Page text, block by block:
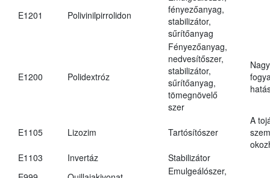
E1201 Polivinilpirrolidon
fényezőanyag,
stabilizátor,
sűrítőanyag
E1200 Polidextróz
Fényezőanyag,
nedvesítőszer,
stabilizátor,
sűrítőanyag,
tömegnövelő
szer
E1105 Lizozim Tartósítószer
A
E1103
Invertáz
Stabilizátor
Emulgeálószer,